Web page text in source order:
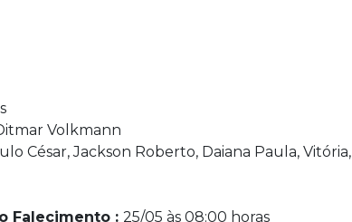
Volkmann
César, Jackson Roberto, Daiana Paula, Vitória,
Falecimento : 25/05 às 08:00 horas